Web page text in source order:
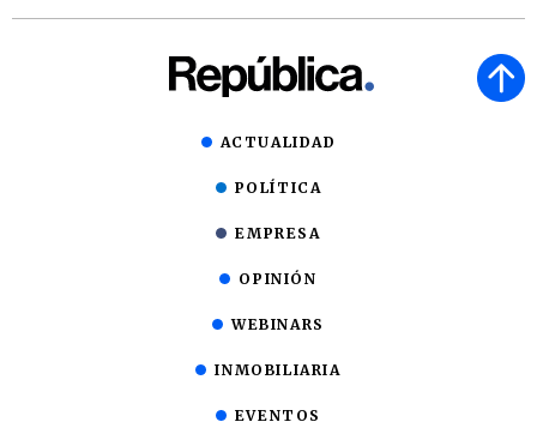
ACTUALIDAD
POLÍTICA
EMPRESA
OPINIÓN
WEBINARS
INMOBILIARIA
EVENTOS